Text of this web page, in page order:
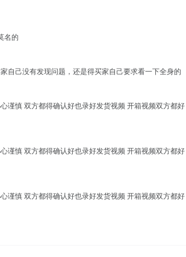
名的
自己没有发现问题，还是得买家自己要求看一下全身的
谨慎 双方都得确认好也录好发货视频 开箱视频双方都好
谨慎 双方都得确认好也录好发货视频 开箱视频双方都好
谨慎 双方都得确认好也录好发货视频 开箱视频双方都好